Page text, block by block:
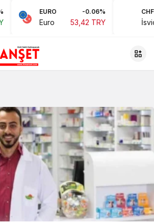
EURO -0.06%
Euro 53,42 TRY
CHF